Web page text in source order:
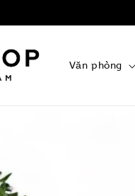
Văn phòng